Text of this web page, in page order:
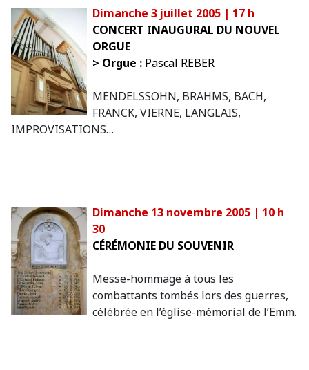
Dimanche 3 juillet 2005 | 17 h
CONCERT INAUGURAL DU NOUVEL
ORGUE
> Orgue : Pascal REBER
MENDELSSOHN, BRAHMS, BACH,
FRANCK, VIERNE, LANGLAIS,
IMPROVISATIONS…
Dimanche 13 novembre 2005 | 10 h
30
CÉRÉMONIE DU SOUVENIR
Messe-hommage à tous les
combattants tombés lors des guerres,
célébrée en l’église-mémorial de l’Emm.